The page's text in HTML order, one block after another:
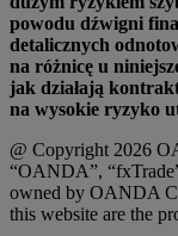
powodu dźwigni
detalicznych
na różnicę u
jak działają
na wysokie ryzyko
@ Copyright 2026
“OANDA”,
owned by OANDA
this website are the